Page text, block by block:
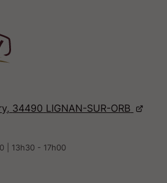
34490 LIGNAN-SUR-ORB
| 13h30 - 17h00